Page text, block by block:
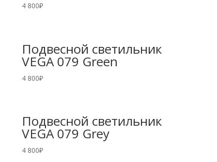
4 800₽
Подвесной светильник
VEGA 079 Green
4 800₽
Подвесной светильник
VEGA 079 Grey
4 800₽